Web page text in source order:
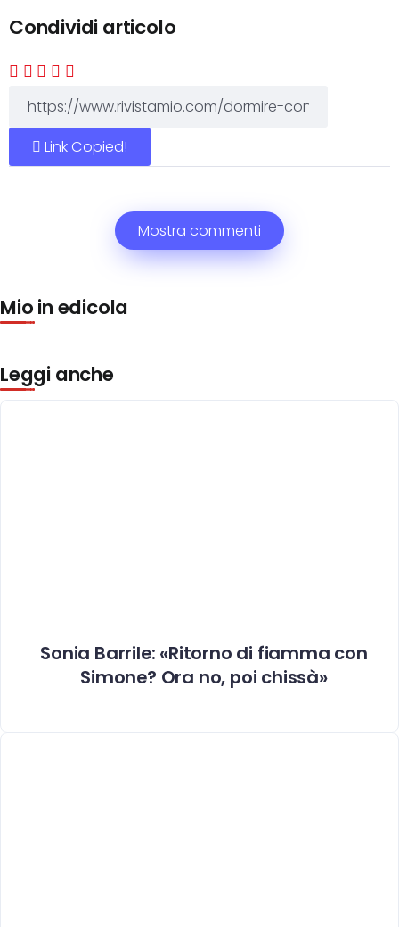
Condividi articolo
Link Copied!
Mostra commenti
Mio in edicola
Leggi anche
Sonia Barrile: «Ritorno di fiamma con
Simone? Ora no, poi chissà»